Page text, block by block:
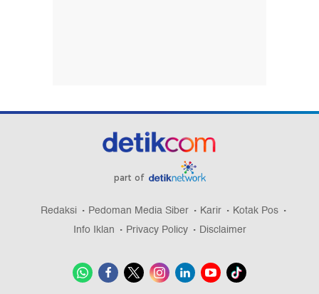
part of
Redaksi Pedoman Media Siber Karir
Kotak Pos
Info Iklan
Privacy Policy Disclaimer